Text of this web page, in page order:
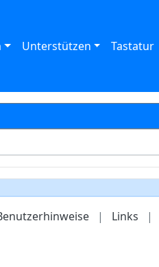
Unterstützen Tastatur
| Links |